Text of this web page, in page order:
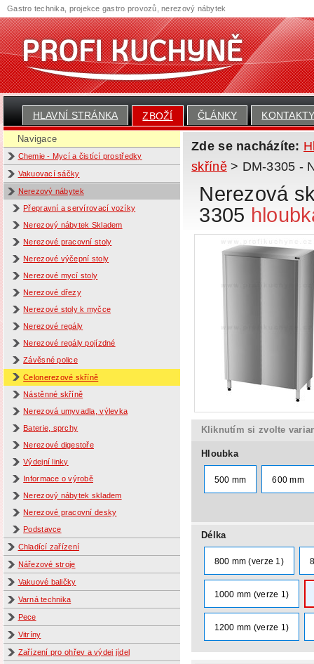
HLAVNÍ STRÁNKA ZBOŽÍ ČLÁNKY
Navigace
Chemie - Mycí a čistící prostředky
Vakuovací sáčky
Nerezový nábytek
Přepravní a servírovací vozíky
Nerezový nábytek Skladem
Nerezové pracovní stoly
Nerezové výčepní stoly
Nerezové mycí stoly
Nerezové dřezy
Nerezové stoly k myčce
Nerezové regály
Nerezové regály pojízdné
Závěsné police
Celonerezové skříně
Nástěnné skříně
Nerezová umyvadla, výlevka
Baterie, sprchy
Nerezové digestoře
Výdejní linky
Informace o výrobě
Nerezový nábytek skladem
Nerezové pracovní desky
Podstavce
Chladící zařízení
Nářezové stroje
Vakuové baličky
Varná technika
Pece
Vitríny
Zařízení pro ohřev a výdej jídel
Zde se nacházíte:
skříně> DM-3305 -
Nerezová
3305
Kliknutím si zvolte
Hloubka
500 mm 600 mm
Délka
800 mm (verze 1)
1000 mm (verze 1)
1200 mm (verze 1)
Gastro technika, projekce gastro provozů, nerezový nábytek